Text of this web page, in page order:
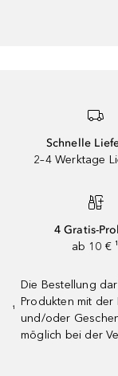
Schnelle
2–4 Werktage
4 Gratis-
ab 10 € ¹
¹
Die Bestellung
Produkten mit der
und/oder
möglich bei der